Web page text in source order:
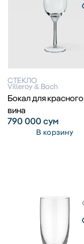
СТЕКЛО
Villeroy & Boch
Бокал для красного
вина
790 000сум
В корзину